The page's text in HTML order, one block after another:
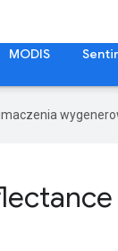
MODIS